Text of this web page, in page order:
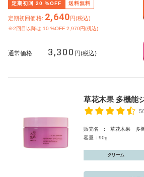
定期初回 20 %OFF 送料無料
定期初回価格: 2,640円(税込)
※2回目以降は 10 %OFF 2,970円(税込)
通常価格 3,300 円(税込)
草花木果 多機能
販売名 : 草花木果 多機
容量：90g
クリーム